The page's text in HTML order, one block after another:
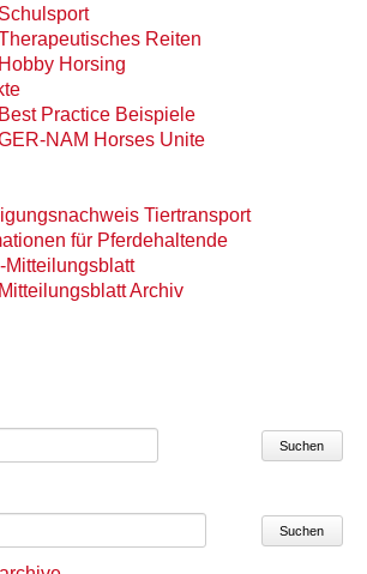
Schulsport
Reiten
Hobby Horsing
Best Practice Beispiele
NAM Horses Unite
Tiertransport
für Pferdehaltende
Mitteilungsblatt
Mitteilungsblatt Archiv
Suchen
Suchen